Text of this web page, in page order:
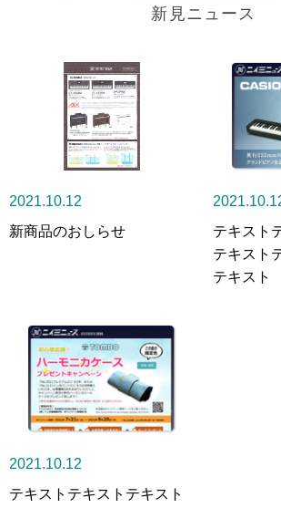
新見ニュース
2021.10.12
新商品のおしらせ
テキスト
テキスト
テキスト
2021.10.12
テキストテキストテキスト